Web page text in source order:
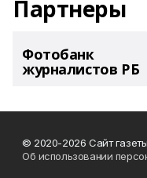
Партнеры
Фотобанк
журналистов РБ
© 2020-2026 Сайт
Об использовании